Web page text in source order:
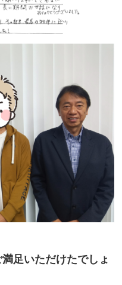
足いただけたでしょ